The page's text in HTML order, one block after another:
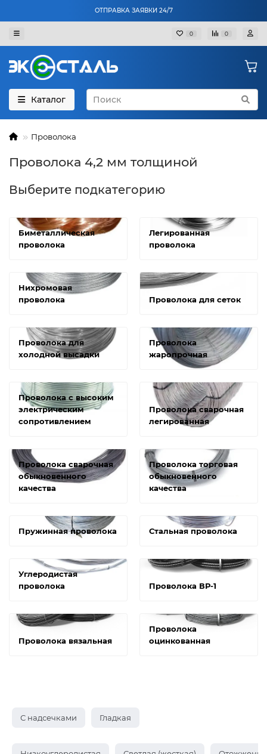
ОТПРАВКА ЗАЯВКИ 24/7
0 0
Каталог
Проволока
Проволока 4,2 мм толщиной
Выберите подкатегорию
Биметаллическая
проволока
Легированная
проволока
Нихромовая
проволока
Проволока для сеток
Проволока для
холодной высадки
Проволока
жаропрочная
Проволока с высоким
электрическим
сопротивлением
Проволока сварочная
легированная
Проволока сварочная
обыкновенного
качества
Проволока торговая
обыкновенного
качества
Пружинная проволока Стальная проволока
Углеродистая
проволока
Проволока ВР-1
Проволока вязальная
Проволока
оцинкованная
С надсечками Гладкая